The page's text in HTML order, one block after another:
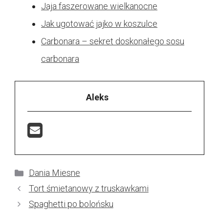
Jaja faszerowane wielkanocne
Jak ugotować jajko w koszulce
Carbonara – sekret doskonałego sosu
carbonara
Aleks
Kategorie
Dania Miesne
Tort śmietanowy z truskawkami
Spaghetti po bolońsku